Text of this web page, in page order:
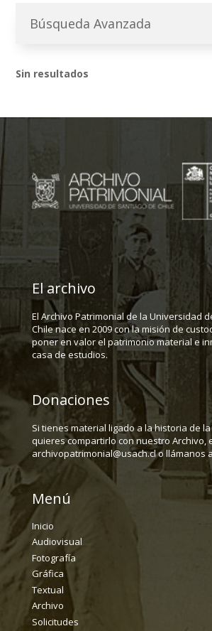
Búsqueda Avanzada
Sin resultados
El archivo
El Archivo Patrimonial de la Universidad
Chile nace en 2009 con la misión de
poner en valor el patrimonio material e
casa de estudios.
Donaciones
Si tienes material ligado a la historia de
quieres compartirlo con nuestro Archivo,
archivopatrimonial@usach.cl o llámanos
Menú
Inicio
Audiovisual
Fotografía
Gráfica
Textual
Archivo
Solicitudes